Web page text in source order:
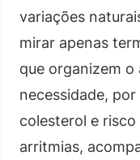
variações
mirar apenas
que organizem
necessidade,
colesterol e
arritmias,